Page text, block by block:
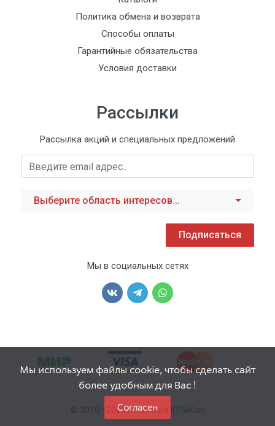
Политика обмена и возврата
Способы оплаты
Гарантийные обязательства
Условия доставки
Рассылки
Рассылка акций и специальных предложений
Выберите область интересов...
Подписаться
Мы в социальных сетях
© 2010—2026 Компания ЮПаКом
Мы используем файлы cookie, чтобы сделать сайт
более удобным для Вас !
Согласен